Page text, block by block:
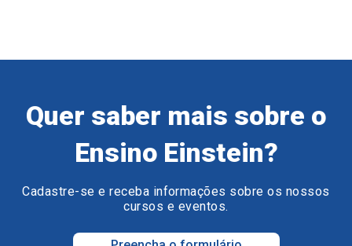
Quer saber mais sobre o
Ensino Einstein?
Cadastre-se e receba informações sobre os nossos
cursos e eventos.